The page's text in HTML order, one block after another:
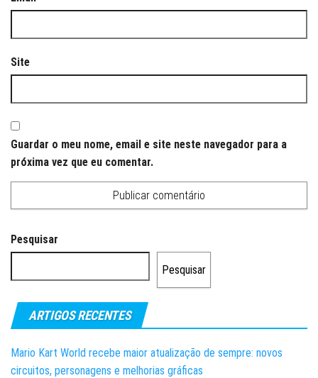
Site
Guardar o meu nome, email e site neste navegador para a
próxima vez que eu comentar.
Pesquisar
Pesquisar
ARTIGOS RECENTES
Mario Kart World recebe maior atualização de sempre: novos
circuitos, personagens e melhorias gráficas